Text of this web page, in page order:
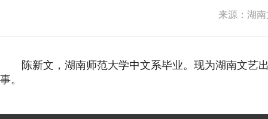
来源：湖南
陈新文，湖南师范大学中文系毕业。现为湖南文艺出
事。